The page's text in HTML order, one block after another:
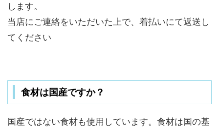
します。
当店にご連絡をいただいた上で、着払いにて返送し
てください
食材は国産ですか？
国産ではない食材も使用しています。食材は国の基